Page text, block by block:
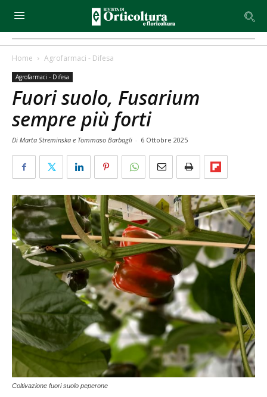
Home Agrofarmaci - Difesa
Agrofarmaci - Difesa
Fuori suolo, Fusarium
sempre più forti
Di Marta Streminska e Tommaso Barbagli - 6 Ottobre 2025
Coltivazione fuori suolo peperone